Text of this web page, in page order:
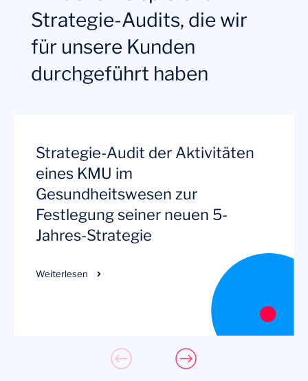
Strategie-Audits, die wir
für unsere Kunden
durchgeführt haben
Strategie-Audit der Aktivitäten
eines KMU im
Gesundheitswesen zur
Festlegung seiner neuen 5-
Jahres-Strategie
Weiterlesen